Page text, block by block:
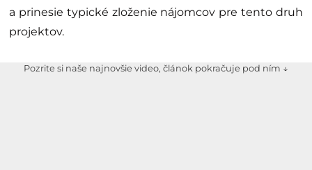
a prinesie typické zloženie nájomcov pre tento druh
projektov.
Pozrite si naše najnovšie video, článok pokračuje pod ním ↓